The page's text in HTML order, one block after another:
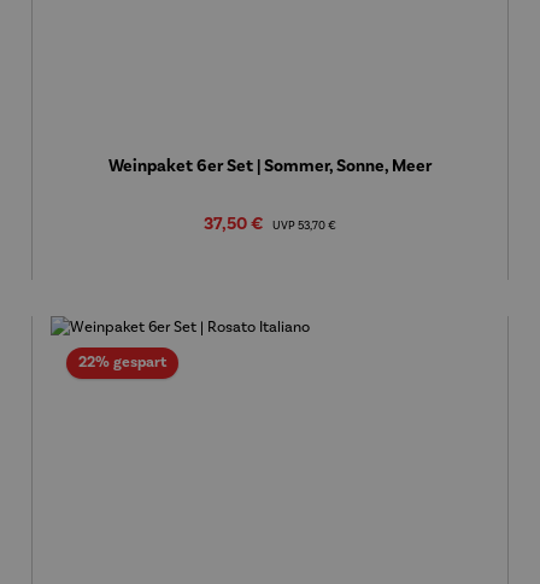
Weinpaket 6er Set | Sommer, Sonne, Meer
Verkaufspreis:
37,50 € UVP Regulärer Preis:
53,70 €
22% gespartRabatt